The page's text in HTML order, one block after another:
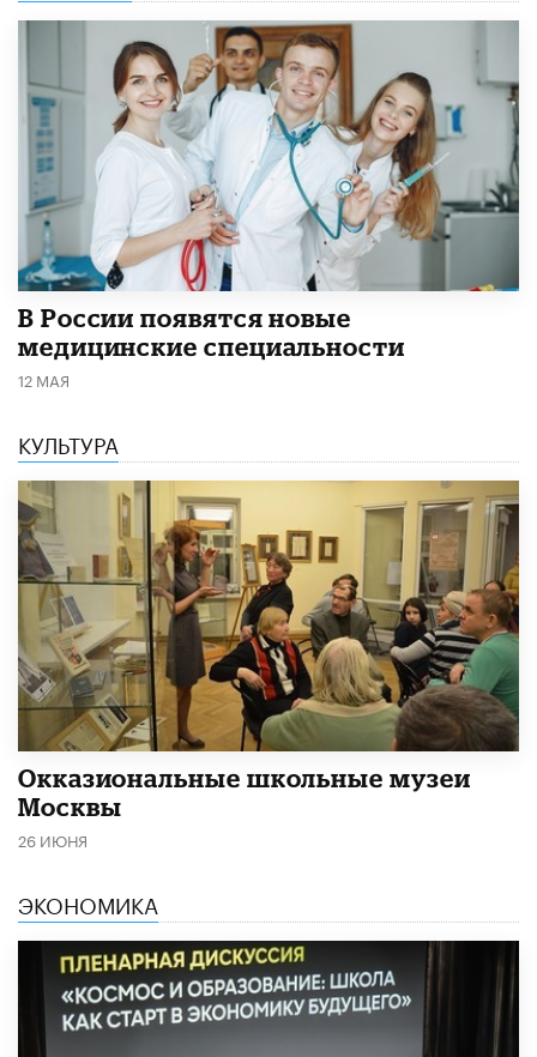
В России появятся новые
медицинские специальности
12 МАЯ
КУЛЬТУРА
​Окказиональные школьные музеи
Москвы
26 ИЮНЯ
ЭКОНОМИКА